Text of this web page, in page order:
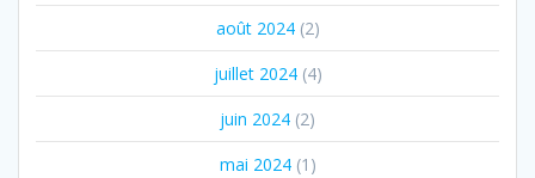
août 2024(2)
juillet 2024(4)
juin 2024 (2)
mai 2024(1)